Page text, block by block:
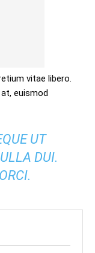
vitae libero.
euismod
UT
DUI.